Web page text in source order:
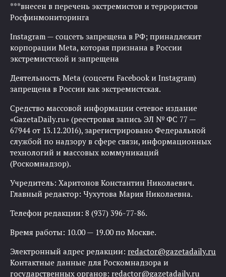
***внесен в перечень экстремистов и террористов
Росфинмониторинга
Instagram — соцсеть запрещена в РФ; принадлежит
корпорации Meta, которая признана в России
экстремистской и запрещена
Деятельность Meta (соцсети Facebook и Instagram)
запрещена в России как экстремистская.
Средство массовой информации сетевое издание
«GazetaDaily.ru» (реестровая запись ЭЛ № ФС 77 —
67944 от 13.12.2016), зарегистрировано Федеральной
службой по надзору в сфере связи, информационных
технологий и массовых коммуникаций
(Роскомнадзор).
Учредитель: Харитонов Константин Николаевич.
Главный редактор: Чухутова Мария Николаевна.
Телефон редакции: 8 (937) 396-77-86.
Время работы: 10.00 — 19.00 по Москве.
Электронный адрес редакции: redactor@gazetadaily.ru
Контактные данные для Роскомнадзора и
государственных органов: redactor@gazetadaily.ru